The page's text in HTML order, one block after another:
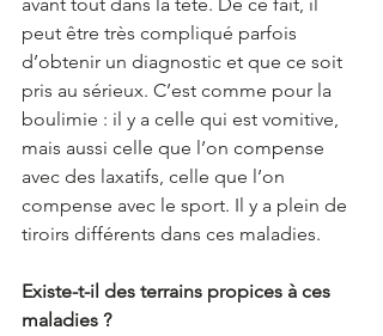
peut être très compliqué parfois
d’obtenir un diagnostic et que ce soit
pris au sérieux. C’est comme pour la
boulimie : il y a celle qui est vomitive,
mais aussi celle que l’on compense
avec des laxatifs, celle que l’on
compense avec le sport. Il y a plein de
tiroirs différents dans ces maladies.
Existe-t-il des terrains propices à ces
maladies ?